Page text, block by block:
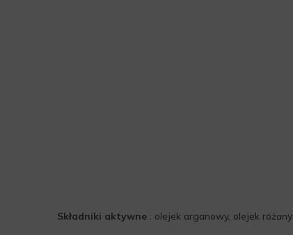
Składniki aktywne: olejek arganowy, olejek różany